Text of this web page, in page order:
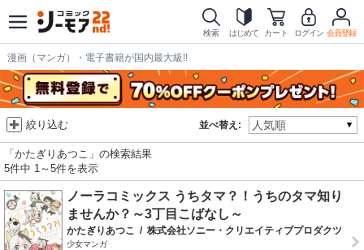
検索 はじめて カート ログイン 会員登録
漫画（マンガ）・電子書籍が国内最大級!!
並べ替え:
絞り込む
「かたぎりあつこ」の検索結果
5件中 1～5件を表示
ノーラコミックス うちタマ？！うちのタマ知り
ませんか？～3丁目こばなし～
かたぎりあつこ / 株式会社ソニー・クリエイティブプロダクツ
少女マンガ